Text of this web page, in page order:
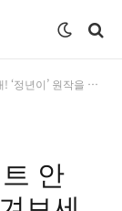
’ 원작을 즐겨보세요.
안